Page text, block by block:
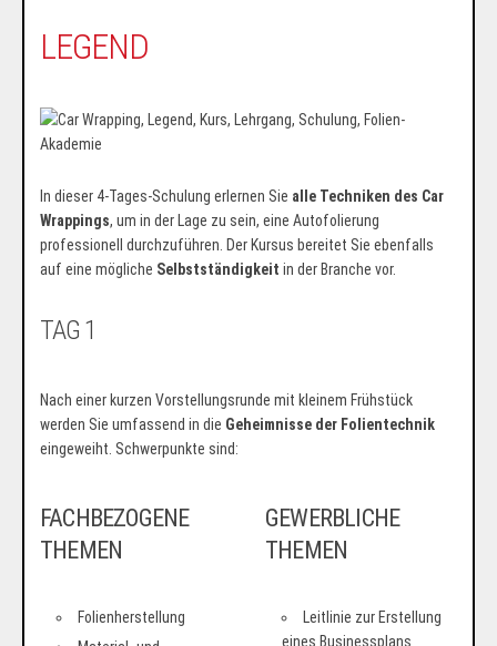
LEGEND
In dieser 4-Tages-Schulung erlernen Sie alle Techniken des Car
Wrappings, um in der Lage zu sein, eine Autofolierung
professionell durchzuführen. Der Kursus bereitet Sie ebenfalls
auf eine mögliche Selbstständigkeit in der Branche vor.
TAG 1
Nach einer kurzen Vorstellungsrunde mit kleinem Frühstück
werden Sie umfassend in die Geheimnisse der Folientechnik
eingeweiht. Schwerpunkte sind:
FACHBEZOGENE
THEMEN
Folienherstellung
GEWERBLICHE
THEMEN
Leitlinie zur Erstellung
eines Businessplans